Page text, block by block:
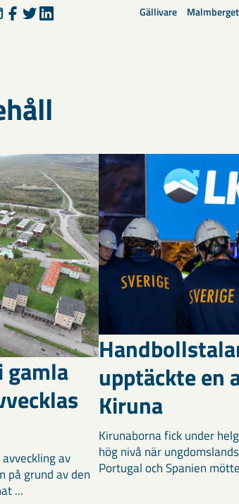
Gällivare Malmberget
gamla
av
på grund av den
...
upptäckte en
Kiruna
Kirunaborna fick under
hög nivå när
Portugal och Spanien